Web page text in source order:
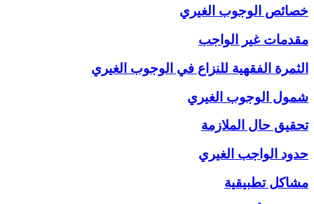
خصائص الوجوب الغيري
مقدمات غير الواجب
الثمرة الفقهية للنزاع في الوجوب الغيري
شمول الوجوب الغيري
تحقيق حال الملازمة
حدود الواجب الغيري
مشاكل تطبيقية